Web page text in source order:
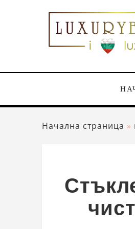
Начална страница »